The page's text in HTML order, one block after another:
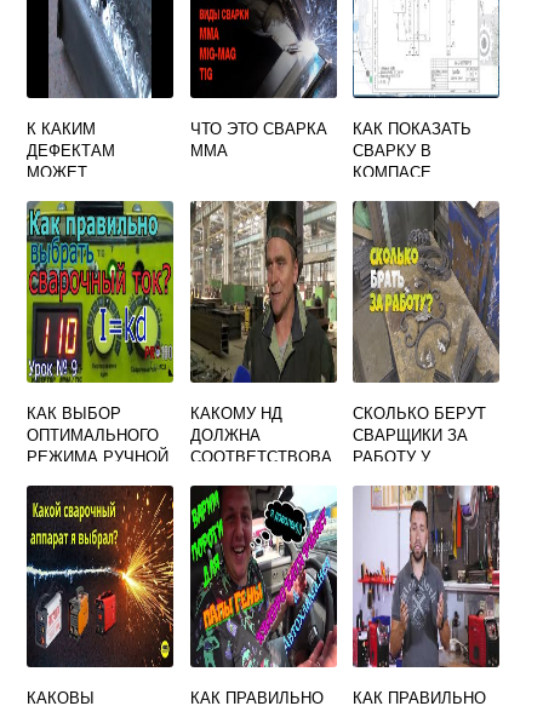
К КАКИМ
ДЕФЕКТАМ
МОЖЕТ
СВАРКА НА
МОНТАЖЕ БЕЗ
ЗАЩИТЫ МЕСТА
СВАРКИ ОТ
ВЕТРА
ЧТО ЭТО СВАРКА
ММА
КАК ПОКАЗАТЬ
СВАРКУ В
КОМПАСЕ
КАК ВЫБОР
ОПТИМАЛЬНОГО
РЕЖИМА РУЧНОЙ
ВЛИЯЕТ НА
ФОРМИРОВАНИЕ
СВАРОЧНОЙ
ВАННЫ
КАКОМУ НД
ДОЛЖНА
СООТВЕТСТВОВА
КВАЛИФИКАЦИЯ
СВАРЩИКА
СКОЛЬКО БЕРУТ
СВАРЩИКИ ЗА
РАБОТУ У
КАКОВЫ
КАК ПРАВИЛЬНО
КАК ПРАВИЛЬНО